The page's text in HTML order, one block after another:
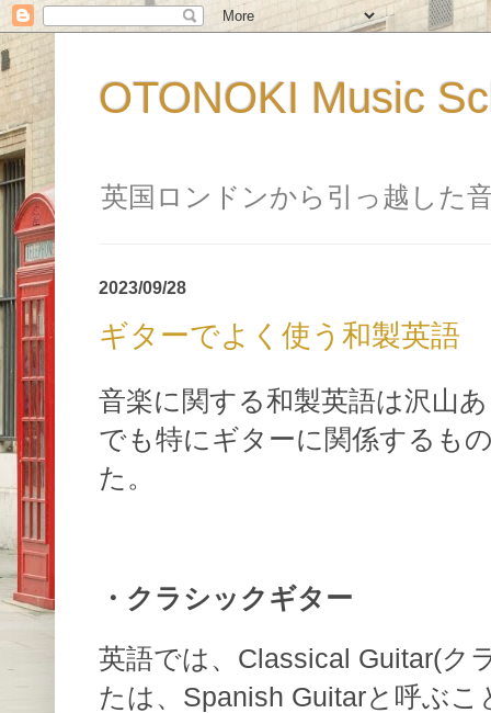
OTONOKI Music
英国ロンドンから引っ越した
2023/09/28
ギターでよく使う和製英語
音楽に関する和製英語は沢山
でも特にギターに関係するも
た。
・クラシックギター
英語では、Classical Guitar(ク
たは、Spanish Guitarと呼ぶ